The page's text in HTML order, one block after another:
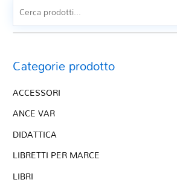
Categorie prodotto
ACCESSORI
ANCE VAR
DIDATTICA
LIBRETTI PER MARCE
LIBRI